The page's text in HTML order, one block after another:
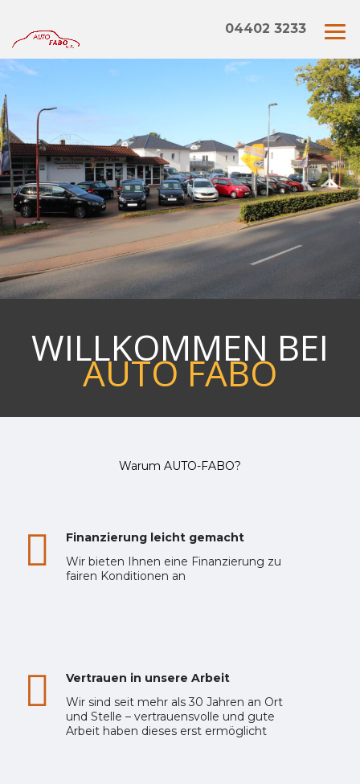
04402 3233
WILLKOMMEN BEI
AUTO FABO
Warum AUTO-FABO?
Finanzierung leicht gemacht
Wir bieten Ihnen eine Finanzierung zu
fairen Konditionen an
Vertrauen in unsere Arbeit
Wir sind seit mehr als 30 Jahren an Ort
und Stelle – vertrauensvolle und gute
Arbeit haben dieses erst ermöglicht